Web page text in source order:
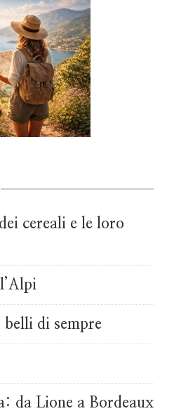
cereali e le loro
di sempre
da Lione a Bordeaux